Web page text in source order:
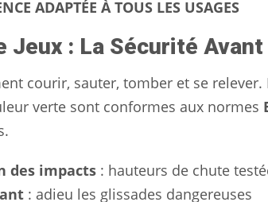
ADAPTÉE À TOUS LES USAGES
Jeux : La Sécurité Avant
courir, sauter, tomber et se
verte sont conformes aux normes
des impacts : hauteurs de chute
: adieu les glissades dangereuses